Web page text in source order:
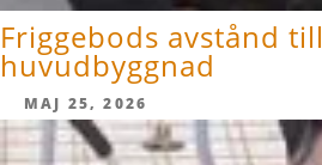
Friggebods avstånd till
huvudbyggnad
MAJ 25, 2026